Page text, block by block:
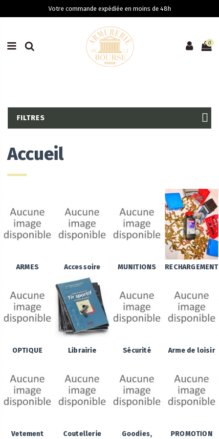
Votre commande expédiée en moins de 48h
0
Accueil
ARMES Accessoire MUNITIONS RECHARGEMENT
OPTIQUE Librairie Sécurité Arme de loisir
Vetement Coutellerie
Goodies,
PROMOTION
FILTRES